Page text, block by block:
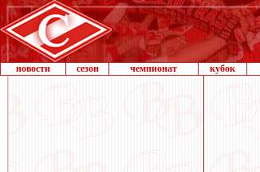
новости сезон чемпионат кубок